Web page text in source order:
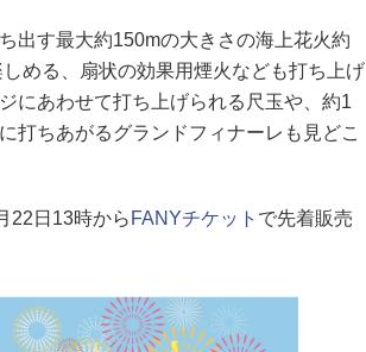
出す最大約150mの大きさの海上花火約
める、扇状の効果用煙火なども打ち上げ
にあわせて打ち上げられる尺玉や、約1
打ちあがるグランドフィナーレも見どこ
22日13時から FANYチケット で先着販売